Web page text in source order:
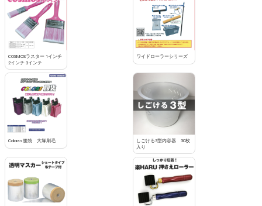
COSMOSラスター 1インチ
2インチ 3インチ
ワイドローラーシリーズ
Coloras腰袋 大塚刷毛
しごける3型内容器 30枚
入り